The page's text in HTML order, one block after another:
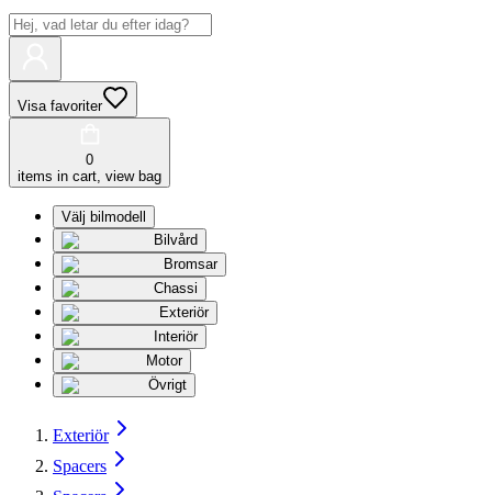
Visa favoriter
0
items in cart, view bag
Välj bilmodell
Bilvård
Bromsar
Chassi
Exteriör
Interiör
Motor
Övrigt
Exteriör
Spacers